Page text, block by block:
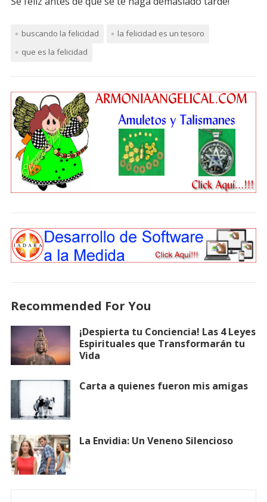
buscando la felicidad
la felicidad es un tesoro
que es la felicidad
Recommended For You
¡Despierta tu Conciencia! Las 4 Leyes
Espirituales que Transformarán tu
Vida
Carta a quienes fueron mis amigas
La Envidia: Un Veneno Silencioso